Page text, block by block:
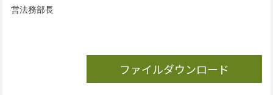
営法務部長
ファイルダウンロード